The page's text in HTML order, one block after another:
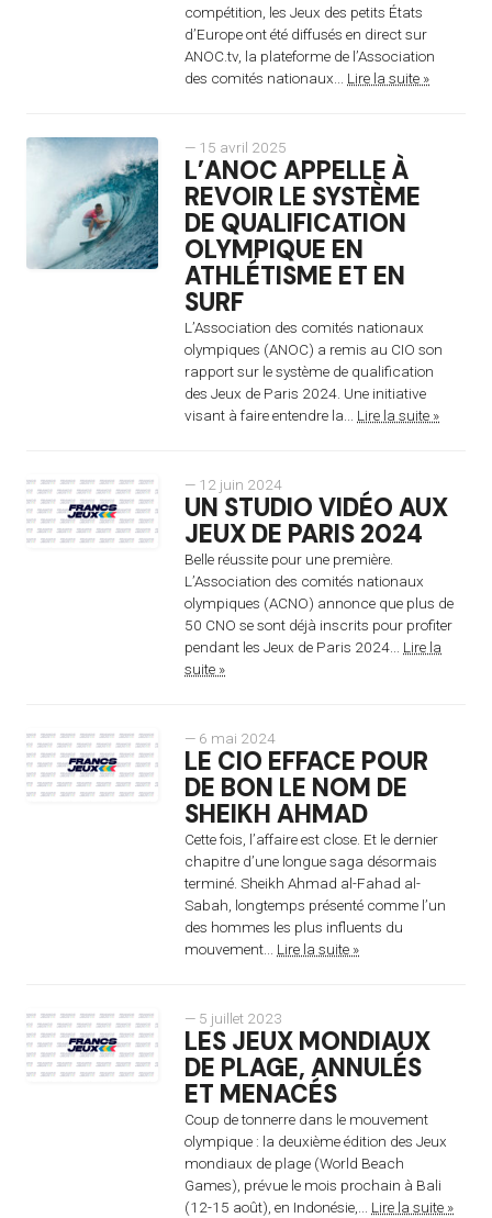
compétition, les Jeux des petits États
d’Europe ont été diffusés en direct sur
ANOC.tv, la plateforme de l’Association
des comités nationaux... Lire la suite »
— 15 avril 2025
L’ANOC APPELLE À
REVOIR LE SYSTÈME
DE QUALIFICATION
OLYMPIQUE EN
ATHLÉTISME ET EN
SURF
L’Association des comités nationaux
olympiques (ANOC) a remis au CIO son
rapport sur le système de qualification
des Jeux de Paris 2024. Une initiative
visant à faire entendre la... Lire la suite »
— 12 juin 2024
UN STUDIO VIDÉO AUX
JEUX DE PARIS 2024
Belle réussite pour une première.
L’Association des comités nationaux
olympiques (ACNO) annonce que plus de
50 CNO se sont déjà inscrits pour profiter
pendant les Jeux de Paris 2024... Lire la
suite »
— 6 mai 2024
LE CIO EFFACE POUR
DE BON LE NOM DE
SHEIKH AHMAD
Cette fois, l’affaire est close. Et le dernier
chapitre d’une longue saga désormais
terminé. Sheikh Ahmad al-Fahad al-
Sabah, longtemps présenté comme l’un
des hommes les plus influents du
mouvement... Lire la suite »
— 5 juillet 2023
LES JEUX MONDIAUX
DE PLAGE, ANNULÉS
ET MENACÉS
Coup de tonnerre dans le mouvement
olympique : la deuxième édition des Jeux
mondiaux de plage (World Beach
Games), prévue le mois prochain à Bali
(12-15 août), en Indonésie,... Lire la suite »